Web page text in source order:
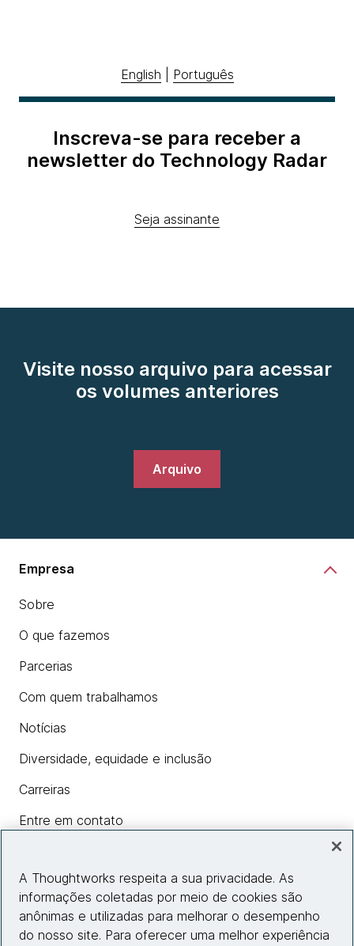
English Português
Inscreva-se para receber a
newsletter do Technology Radar
Seja assinante
Visite nosso arquivo para acessar
os volumes anteriores
Arquivo
Empresa
Sobre
O que fazemos
Parcerias
Com quem trabalhamos
Notícias
Diversidade, equidade e inclusão
Carreiras
Entre em contato
Insights
Informações do site
A Thoughtworks respeita a sua privacidade. As
informações coletadas por meio de cookies são
anônimas e utilizadas para melhorar o desempenho
do nosso site. Para oferecer uma melhor experiência